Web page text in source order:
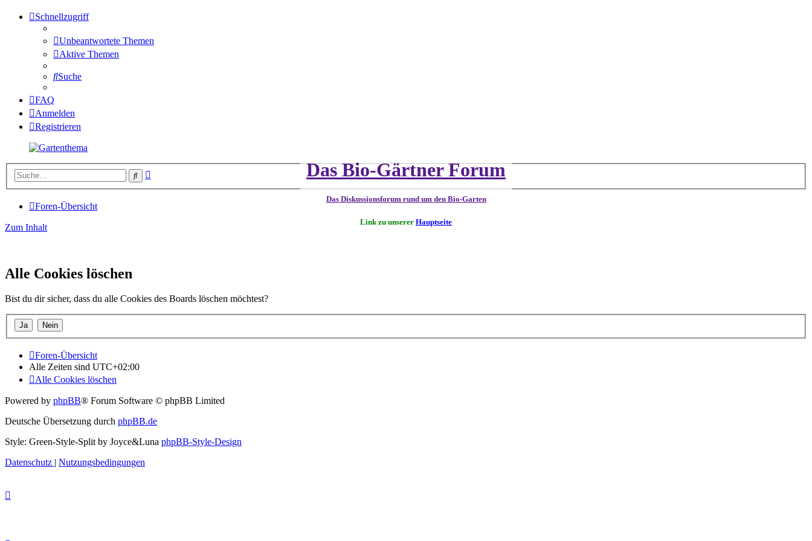
Schnellzugriff
Unbeantwortete Themen
Aktive Themen
Suche
FAQ
Anmelden
Registrieren
Das Bio-Gärtner Forum
Das Diskussionsforum rund um den Bio-Garten
Link zu unserer Hauptseite
Suche
Foren-Übersicht
Zum Inhalt
Alle Cookies löschen
Bist du dir sicher, dass du alle Cookies des Boards löschen möchtest?
Foren-Übersicht
Alle Zeiten sind UTC+02:00
Alle Cookies löschen
Powered by phpBB® Forum Software © phpBB Limited
Deutsche Übersetzung durch phpBB.de
Style: Green-Style-Split by Joyce&Luna phpBB-Style-Design
Datenschutz | Nutzungsbedingungen